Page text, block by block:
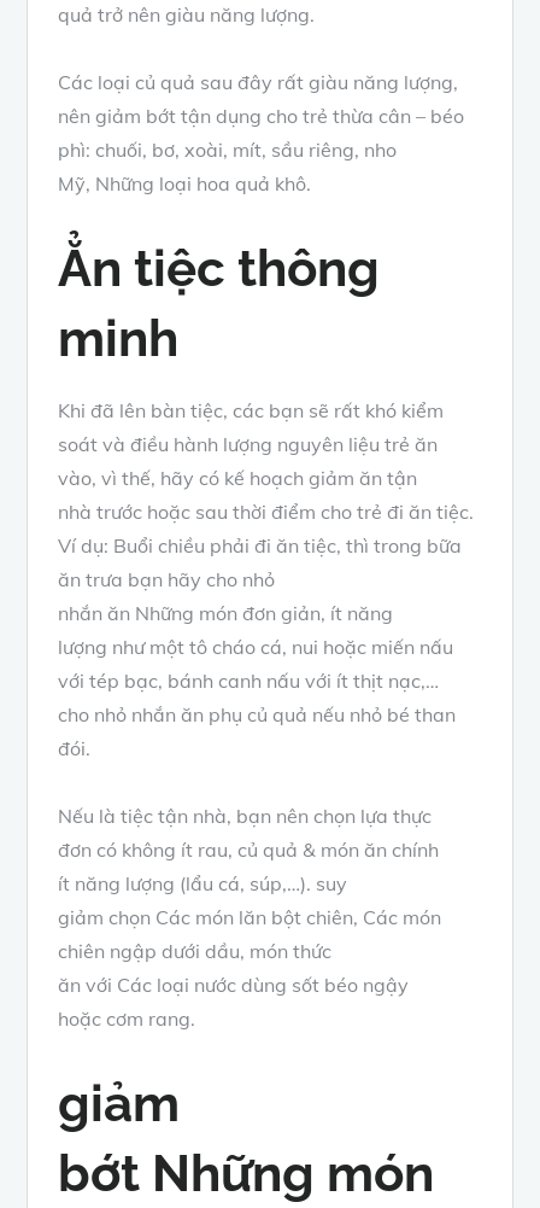
quả trở nên giàu năng lượng.
Các loại củ quả sau đây rất giàu năng lượng,
nêngiảm bớt tận dụng cho trẻ thừa cân – béo
phì: chuối, bơ, xoài, mít, sầu riêng, nho
Mỹ, Những loại hoa quả khô.
Ẳn tiệc thông
minh
Khi đã lên bàn tiệc, các bạn sẽ rất khó kiểm
soát và điều hành lượng nguyên liệu trẻ ăn
vào,vì thế, hãy có kế hoạch giảm ăntận
nhà trước hoặc sau thời điểm cho trẻ đi ăn tiệc.
Ví dụ: Buổi chiều phải đi ăn tiệc, thì trong bữa
ăn trưa bạn hãy cho nhỏ
nhắn ăn Những mónđơn giản, ít năng
lượng như một tô cháo cá, nui hoặc miến nấu
với tép bạc, bánh canh nấu với ítthịt nạc,…
cho nhỏ nhắn ăn phụ củ quả nếu nhỏ bé than
đói.
Nếu là tiệctận nhà, bạn nên chọn lựa thực
đơn có không ít rau, củ quả & món ăn chính
ít năng lượng (lẩu cá, súp,…). suy
giảm chọn Các món lăn bột chiên, Các món
chiên ngập dưới dầu, món thức
ăn với Các loại nước dùng sốt béo ngậy
hoặc cơm rang.
giảm
bớt Những món